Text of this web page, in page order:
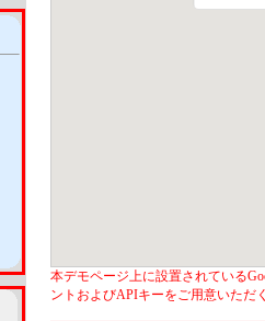
本デモページ上に設置されている
ントおよびAPIキーをご用意いただ